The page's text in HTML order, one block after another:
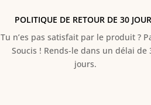
POLITIQUE DE RETOUR DE 30
Tu n’es pas satisfait par le produit ?
Soucis ! Rends-le dans un délai de
jours.